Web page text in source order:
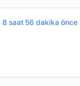
8 saat 56 dakika önce